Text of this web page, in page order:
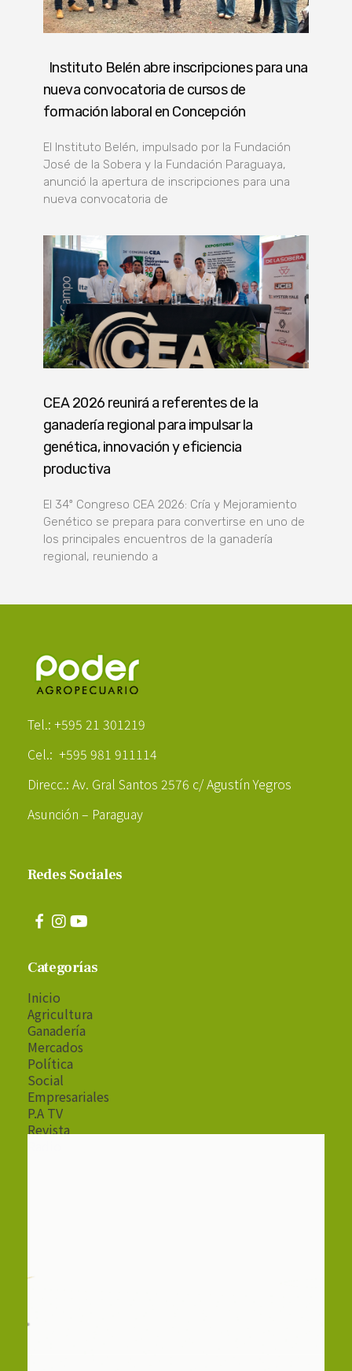
Instituto Belén abre inscripciones para una
nueva convocatoria de cursos de
formación laboral en Concepción
El Instituto Belén, impulsado por la Fundación
José de la Sobera y la Fundación Paraguaya,
anunció la apertura de inscripciones para una
nueva convocatoria de
CEA 2026 reunirá a referentes de la
ganadería regional para impulsar la
genética, innovación y eficiencia
productiva
El 34º Congreso CEA 2026: Cría y Mejoramiento
Genético se prepara para convertirse en uno de
los principales encuentros de la ganadería
regional, reuniendo a
Tel.: +595 21 301219
Cel.: +595 981 911114
Direcc.: Av. Gral Santos 2576 c/ Agustín Yegros
Asunción – Paraguay
Redes Sociales
Categorías
Inicio
Agricultura
Ganadería
Mercados
Política
Social
Empresariales
P.A TV
Revista